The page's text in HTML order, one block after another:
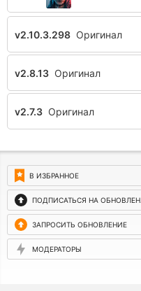
v2.10.3.298 Оригинал
v2.8.13 Оригинал
v2.7.3 Оригинал
В ИЗБРАННОЕ
ПОДПИСАТЬСЯ НА ОБНОВЛЕНИЯ
ЗАПРОСИТЬ ОБНОВЛЕНИЕ
МОДЕРАТОРЫ